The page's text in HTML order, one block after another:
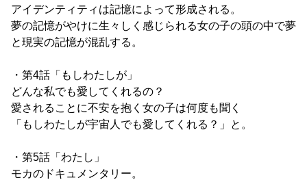
アイデンティティは記憶によって形成される。
夢の記憶がやけに生々しく感じられる女の子の頭の中で夢
と現実の記憶が混乱する。
・第4話「もしわたしが」
どんな私でも愛してくれるの？
愛されることに不安を抱く女の子は何度も聞く
「もしわたしが宇宙人でも愛してくれる？」と。
・第5話「わたし」
モカのドキュメンタリー。